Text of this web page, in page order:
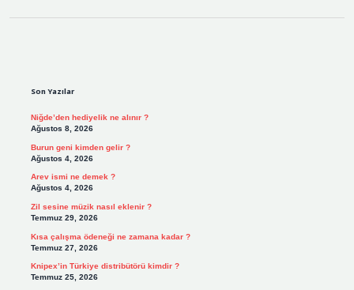
Son Yazılar
Niğde’den hediyelik ne alınır ?
Ağustos 8, 2026
Burun geni kimden gelir ?
Ağustos 4, 2026
Arev ismi ne demek ?
Ağustos 4, 2026
Zil sesine müzik nasıl eklenir ?
Temmuz 29, 2026
Kısa çalışma ödeneği ne zamana kadar ?
Temmuz 27, 2026
Knipex’in Türkiye distribütörü kimdir ?
Temmuz 25, 2026